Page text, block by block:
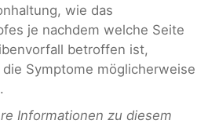
wie das
je nachdem welche Seite
betroffen ist,
Symptome möglicherweise
Informationen zu diesem